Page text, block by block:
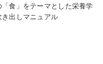
食」をテーマとした栄養学
出しマニュアル